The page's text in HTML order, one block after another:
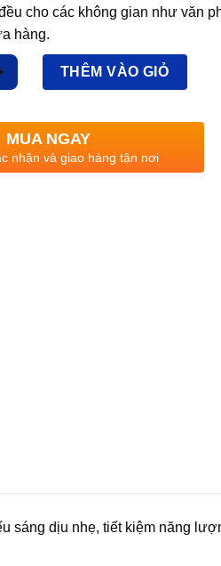
cho các không gian như văn
hàng.
THÊM VÀO GIỎ
MUA NGAY
nhận và giao hàng tận nơi
sáng dịu nhẹ, tiết kiệm năng